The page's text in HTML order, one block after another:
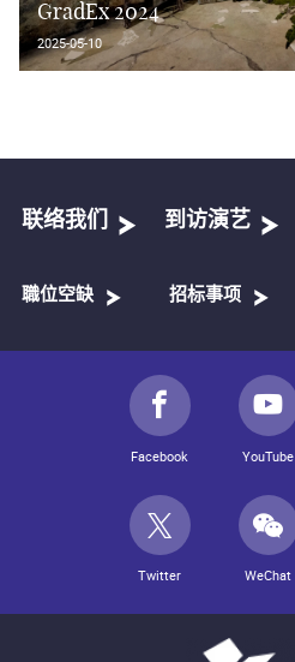
GradEx 2024
2025-05-10
联络我们 到访演艺
職位空缺 招标事项
Facebook YouTube
Twitter WeChat